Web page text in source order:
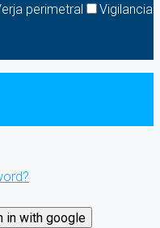
perimetral
Vigilancia
in with google